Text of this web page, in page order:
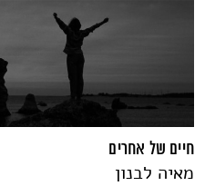
חיים של אחרים
מאיה לבנון